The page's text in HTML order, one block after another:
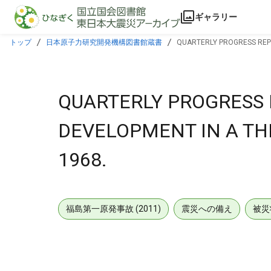
本文に飛ぶ
ギャラリー
トップ 日本原子力研究開発機構図書館蔵書 QUARTERLY PROGRESS
QUARTERLY
DEVELOPMENT IN A
1968.
福島第一原発事故 (2011) 震災への備え 被災